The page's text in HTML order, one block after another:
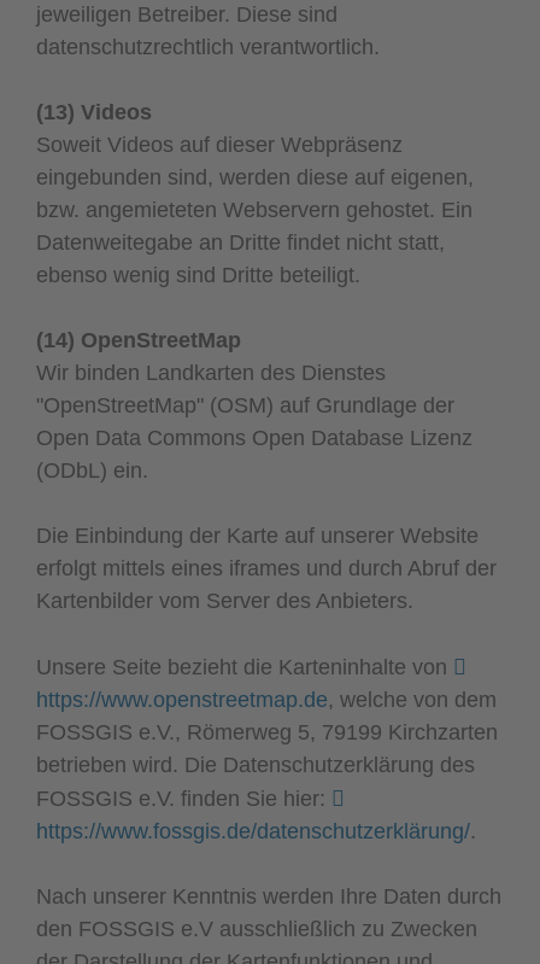
jeweiligen Betreiber. Diese sind
datenschutzrechtlich verantwortlich.
(13) Videos
Soweit Videos auf dieser Webpräsenz
eingebunden sind, werden diese auf eigenen,
bzw. angemieteten Webservern gehostet. Ein
Datenweitegabe an Dritte findet nicht statt,
ebenso wenig sind Dritte beteiligt.
(14) OpenStreetMap
Wir binden Landkarten des Dienstes
"OpenStreetMap" (OSM) auf Grundlage der
Open Data Commons Open Database Lizenz
(ODbL) ein.
Die Einbindung der Karte auf unserer Website
erfolgt mittels eines iframes und durch Abruf der
Kartenbilder vom Server des Anbieters.
Unsere Seite bezieht die Karteninhalte von
https://www.openstreetmap.de, welche von dem
FOSSGIS e.V., Römerweg 5, 79199 Kirchzarten
betrieben wird. Die Datenschutzerklärung des
FOSSGIS e.V. finden Sie hier:
https://www.fossgis.de/datenschutzerklärung/.
Nach unserer Kenntnis werden Ihre Daten durch
den FOSSGIS e.V ausschließlich zu Zwecken